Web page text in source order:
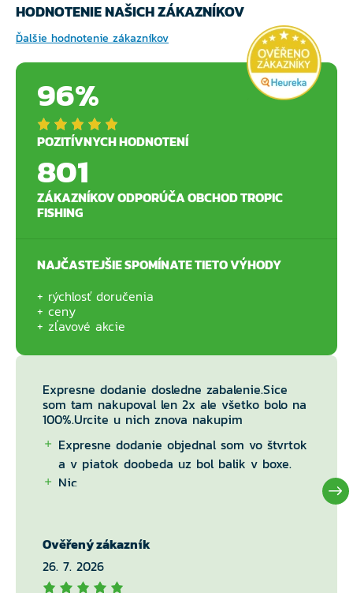
HODNOTENIE NAŠICH ZÁKAZNÍKOV
Ďalšie hodnotenie zákazníkov
96%
POZITÍVNYCH HODNOTENÍ
801
ZÁKAZNÍKOV ODPORÚČA OBCHOD TROPIC
FISHING
NAJČASTEJŠIE SPOMÍNATE TIETO VÝHODY
rýchlosť doručenia
ceny
zľavové akcie
Expresne dodanie dosledne zabalenie.Sice
som tam nakupoval len 2x ale všetko bolo na
100%.Urcite u nich znova nakupim
Expresne dodanie objednal som vo štvrtok
a v piatok doobeda uz bol balik v boxe.
Nic
Ověřený zákazník
26. 7. 2026